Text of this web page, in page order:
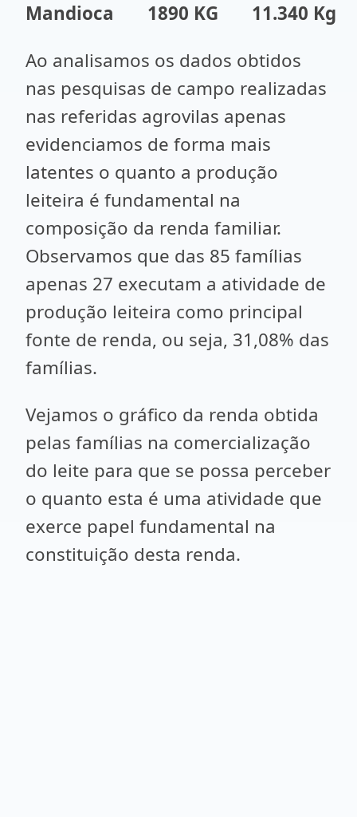
Mandioca
1890 KG
11.340 Kg
Ao analisamos os dados obtidos
nas pesquisas de campo realizadas
nas referidas agrovilas apenas
evidenciamos de forma mais
latentes o quanto a produção
leiteira é fundamental na
composição da renda familiar.
Observamos que das 85 famílias
apenas 27 executam a atividade de
produção leiteira como principal
fonte de renda, ou seja, 31,08% das
famílias.
Vejamos o gráfico da renda obtida
pelas famílias na comercialização
do leite para que se possa perceber
o quanto esta é uma atividade que
exerce papel fundamental na
constituição desta renda.